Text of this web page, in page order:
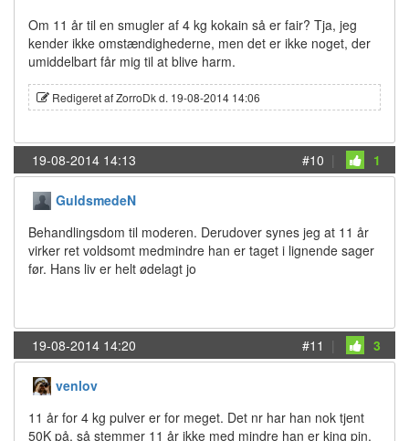
Om 11 år til en smugler af 4 kg kokain så er fair? Tja, jeg
kender ikke omstændighederne, men det er ikke noget, der
umiddelbart får mig til at blive harm.
Redigeret af ZorroDk d. 19-08-2014 14:06
19-08-2014 14:13 #10 | 1
GuldsmedeN
Behandlingsdom til moderen. Derudover synes jeg at 11 år
virker ret voldsomt medmindre han er taget i lignende sager
før. Hans liv er helt ødelagt jo
19-08-2014 14:20 #11 | 3
venlov
11 år for 4 kg pulver er for meget. Det nr har han nok tjent
50K på, så stemmer 11 år ikke med mindre han er king pin.